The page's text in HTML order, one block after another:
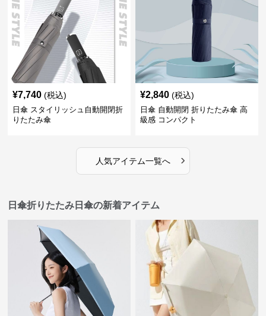
¥7,740 (税込)
日傘 スタイリッシュ自動開閉折
りたたみ傘
¥2,840 (税込)
日傘 自動開閉 折りたたみ傘 高
級感 コンパクト
人気アイテム一覧へ ›
日傘折りたたみ日傘の新着アイテム